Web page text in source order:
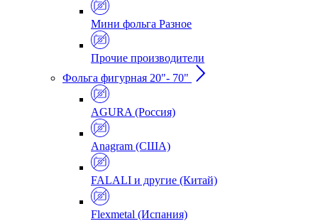
Мини фольга Разное
Прочие производители
Фольга фигурная 20"- 70"
AGURA (Россия)
Anagram (США)
FALALI и другие (Китай)
Flexmetal (Испания)